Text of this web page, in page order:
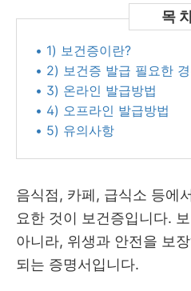
• 1) 보건증이란?
• 2) 보건증 발급 필요한
• 3) 온라인 발급방법
• 4) 오프라인 발급방법
• 5) 유의사항
음식점, 카페, 급식소 등에
요한 것이 보건증입니다.
아니라, 위생과 안전을 보
되는 증명서입니다.